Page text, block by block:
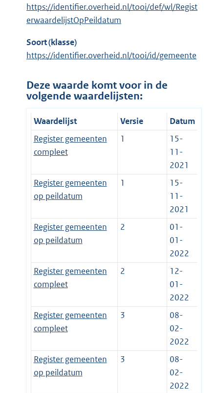
https://identifier.overheid.nl/tooi/def/wl/Regist
erwaardelijstOpPeildatum
Soort (klasse)
https://identifier.overheid.nl/tooi/id/gemeente
Deze waarde komt voor in de
volgende waardelijsten:
Waardelijst Versie
Datum
Register gemeenten
compleet
1
15-
11-
2021
Register gemeenten
op peildatum
1
15-
11-
2021
Register gemeenten
op peildatum
2
01-
01-
2022
Register gemeenten
compleet
2
12-
01-
2022
Register gemeenten
compleet
3
08-
02-
2022
Register gemeenten
op peildatum
3
08-
02-
2022